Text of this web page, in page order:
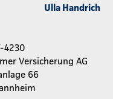
Ulla Handrich
4230
Versicherung AG
66